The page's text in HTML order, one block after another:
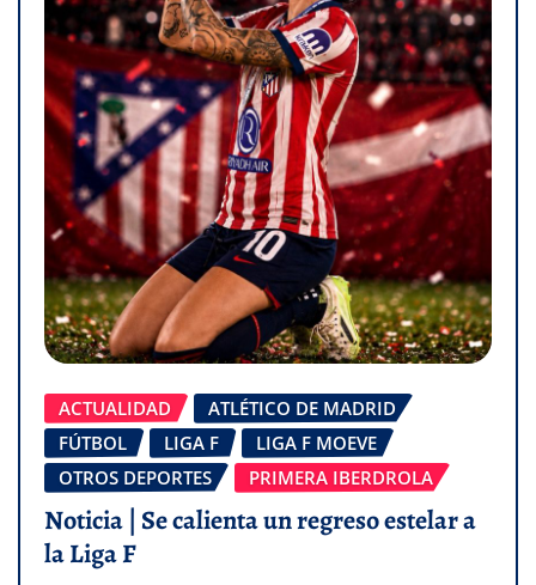
ACTUALIDAD
ATLÉTICO DE MADRID
FÚTBOL
LIGA F
LIGA F MOEVE
OTROS DEPORTES
PRIMERA IBERDROLA
Noticia | Se calienta un regreso estelar a
la Liga F